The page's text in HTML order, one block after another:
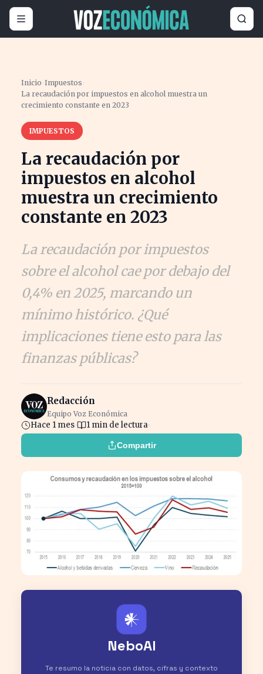
Inicio ›Impuestos ›
La recaudación por impuestos en alcohol muestra un
crecimiento constante en 2023
IMPUESTOS
La recaudación por
impuestos en alcohol
muestra un crecimiento
constante en 2023
La recaudación por impuestos
sobre el alcohol cae por debajo del
0,4% en 2025, marcando un
mínimo histórico. ¿Qué
implicaciones tiene esto para las
finanzas públicas?
Redacción
Equipo Voz Económica
Hace 1 mes 1 min de lectura
Compartir
𒀭
NeboAI
Te resumo la noticia con datos, cifras y contexto